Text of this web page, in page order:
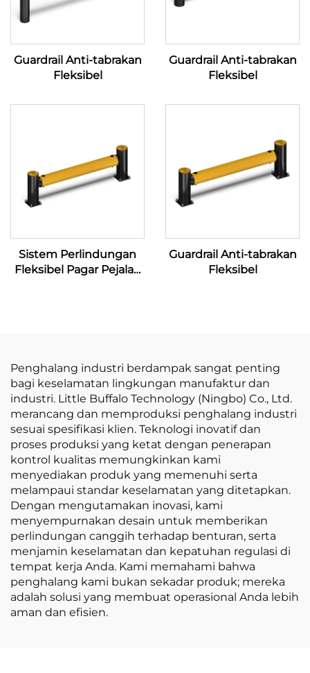
Guardrail Anti-tabrakan
Fleksibel
Guardrail Anti-tabrakan
Fleksibel
Sistem Perlindungan
Fleksibel Pagar Pejalan
Guardrail Anti-tabrakan
Fleksibel
Penghalang industri berdampak sangat penting
bagi keselamatan lingkungan manufaktur dan
industri. Little Buffalo Technology (Ningbo) Co., Ltd.
merancang dan memproduksi penghalang industri
sesuai spesifikasi klien. Teknologi inovatif dan
proses produksi yang ketat dengan penerapan
kontrol kualitas memungkinkan kami
menyediakan produk yang memenuhi serta
melampaui standar keselamatan yang ditetapkan.
Dengan mengutamakan inovasi, kami
menyempurnakan desain untuk memberikan
perlindungan canggih terhadap benturan, serta
menjamin keselamatan dan kepatuhan regulasi di
tempat kerja Anda. Kami memahami bahwa
penghalang kami bukan sekadar produk; mereka
adalah solusi yang membuat operasional Anda lebih
aman dan efisien.